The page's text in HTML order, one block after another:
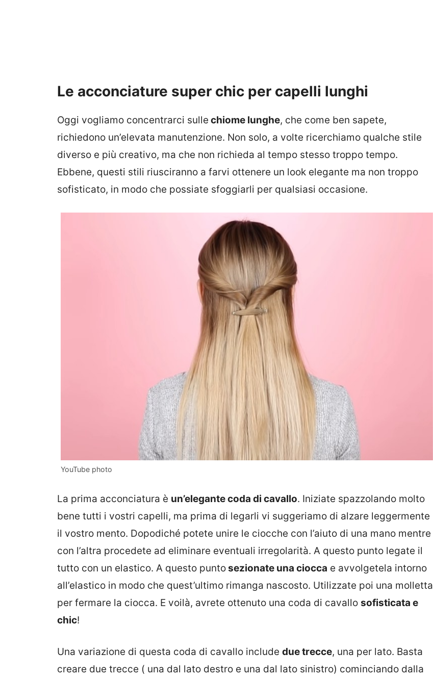
Le acconciature super chic per capelli lunghi
Oggi vogliamo concentrarci sulle chiome lunghe, che come ben sapete,
richiedono un’elevata manutenzione. Non solo, a volte ricerchiamo qualche stile
diverso e più creativo, ma che non richieda al tempo stesso troppo tempo.
Ebbene, questi stili riusciranno a farvi ottenere un look elegante ma non troppo
sofisticato, in modo che possiate sfoggiarli per qualsiasi occasione.
YouTube photo
La prima acconciatura è un’elegante coda di cavallo. Iniziate spazzolando molto
bene tutti i vostri capelli, ma prima di legarli vi suggeriamo di alzare leggermente
il vostro mento. Dopodiché potete unire le ciocche con l’aiuto di una mano mentre
con l’altra procedete ad eliminare eventuali irregolarità. A questo punto legate il
tutto con un elastico. A questo puntosezionate una ciocca e avvolgetela intorno
all’elastico in modo che quest’ultimo rimanga nascosto. Utilizzate poi una molletta
per fermare la ciocca. E voilà, avrete ottenuto una coda di cavallo sofisticata e
chic!
Una variazione di questa coda di cavallo include due trecce, una per lato. Basta
creare due trecce ( una dal lato destro e una dal lato sinistro) cominciando dalla